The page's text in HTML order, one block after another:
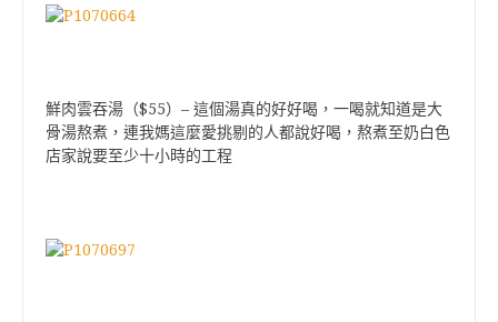
鮮肉雲吞湯（$55） – 這個湯真的好好喝，一喝就知道是大
骨湯熬煮，連我媽這麼愛挑剔的人都說好喝，熬煮至奶白色
店家說要至少十小時的工程